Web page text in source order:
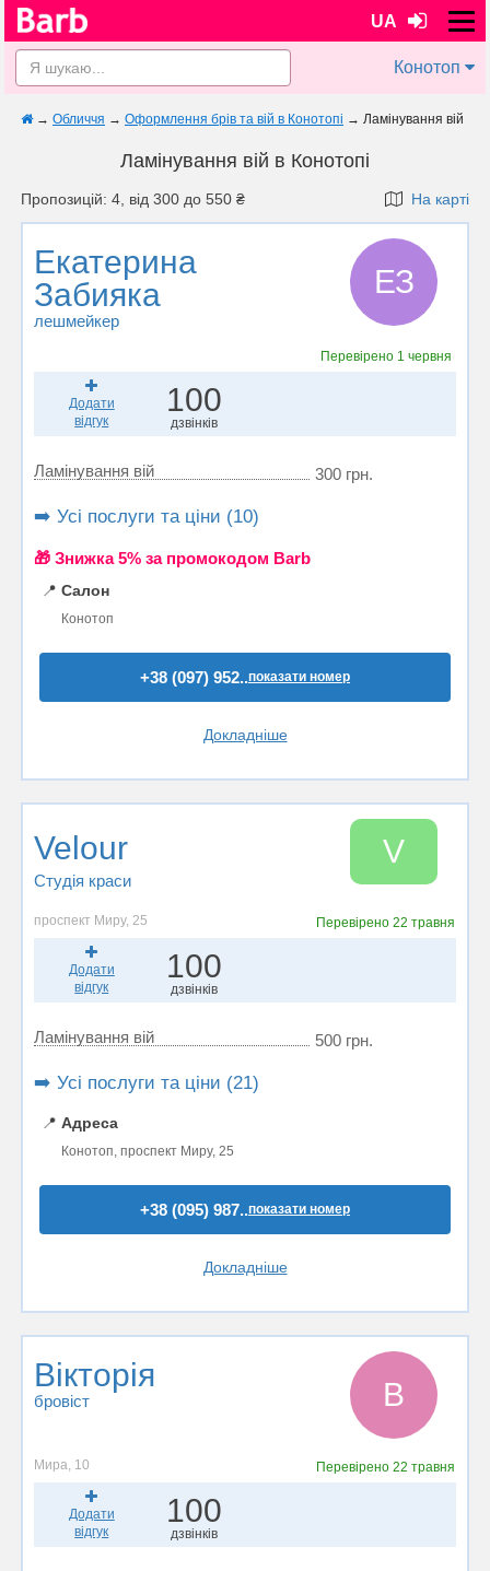
UA
Конотоп
→ Обличчя → Оформлення брів та вій в Конотопі → Ламінування вій
Ламінування вій в Конотопі
Пропозицій: 4, від 300 до 550 ₴ На карті
Екатерина
Забияка
лешмейкер
ЕЗ
Перевірено 1 червня
Додати
відгук
100
дзвінків
Ламінування вій 300 грн.
➡️ Усі послуги та ціни (10)
🎁 Знижка 5% за промокодом Barb
📍 Салон
Конотоп
+38 (097) 952..показати номер
Докладніше
Velour
Студія краси
V
проспект Миру, 25 Перевірено22 травня
Додати
відгук
100
дзвінків
Ламінування вій 500 грн.
➡️ Усі послуги та ціни (21)
📍 Адреса
Конотоп, проспект Миру, 25
+38 (095) 987..показати номер
Докладніше
Вікторія
бровіст В
Мира, 10 Перевірено22 травня
Додати
відгук
100
дзвінків